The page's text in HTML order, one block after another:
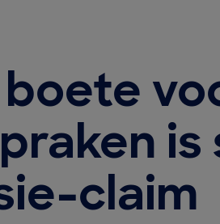
is
claim